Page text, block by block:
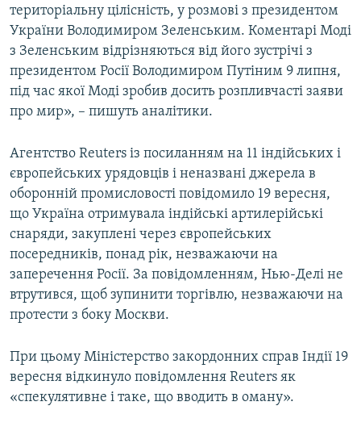
територіальну цілісність, у розмові з президентом
України Володимиром Зеленським. Коментарі Моді
з Зеленським відрізняються від його зустрічі з
президентом Росії Володимиром Путіним 9 липня,
під час якої Моді зробив досить розпливчасті заяви
про мир», – пишуть аналітики.
Агентство Reuters із посиланням на 11 індійських і
європейських урядовців і неназвані джерела в
оборонній промисловості повідомило 19 вересня,
що Україна отримувала індійські артилерійські
снаряди, закуплені через європейських
посередників, понад рік, незважаючи на
заперечення Росії. За повідомленням, Нью-Делі не
втрутився, щоб зупинити торгівлю, незважаючи на
протести з боку Москви.
При цьому Міністерство закордонних справ Індії 19
вересня відкинуло повідомлення Reuters як
«спекулятивне і таке, що вводить в оману».